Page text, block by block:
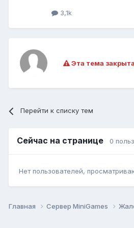
3,1k
Эта тема
Перейти к списку тем
Сейчас на странице 0
Нет пользователей,
Главная Сервер MiniGames